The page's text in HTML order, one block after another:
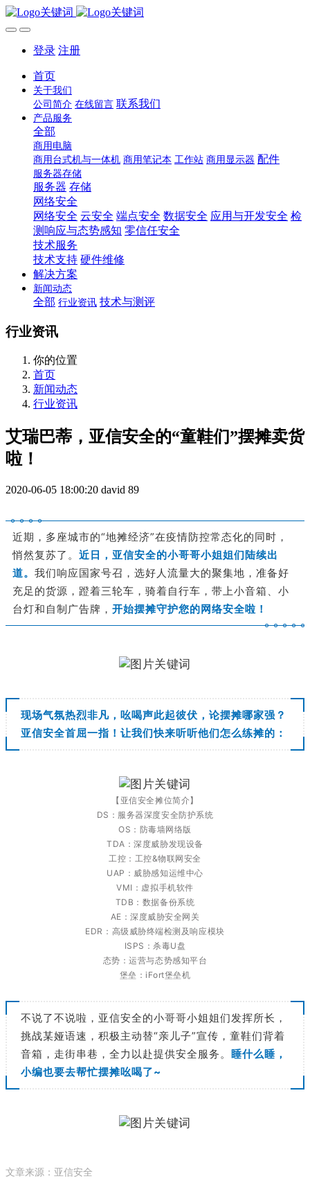
登录 注册
首页
关于我们
公司简介 在线留言 联系我们
产品服务
全部
商用电脑
商用台式机与一体机 商用笔记本 工作站 商用显示器 配件
服务器存储
服务器 存储
网络安全
网络安全 云安全 端点安全 数据安全 应用与开发安全 检
测响应与态势感知 零信任安全
技术服务
技术支持 硬件维修
解决方案
新闻动态
全部 行业资讯 技术与测评
行业资讯
你的位置
首页
新闻动态
行业资讯
艾瑞巴蒂，亚信安全的“童鞋们”摆摊卖货
啦！
2020-06-05 18:00:20 david 89
近期，多座城市的“地摊经济”在疫情防控常态化的同时，
悄然复苏了。 近日，亚信安全的小哥哥小姐姐们陆续出
道。 我们响应国家号召，选好人流量大的聚集地，准备好
充足的货源，蹬着三轮车，骑着自行车，带上小音箱、小
台灯和自制广告牌， 开始摆摊守护您的网络安全啦！
现场气氛热烈非凡，吆喝声此起彼伏，论摆摊哪家强？
亚信安全首屈一指！让我们快来听听他们怎么练摊的：
【亚信安全摊位简介】
DS：服务器深度安全防护系统
OS：防毒墙网络版
TDA：深度威胁发现设备
工控：工控&物联网安全
UAP：威胁感知运维中心
VMI：虚拟手机软件
TDB：数据备份系统
AE：深度威胁安全网关
EDR：高级威胁终端检测及响应模块
ISPS：杀毒U盘
态势：运营与态势感知平台
堡垒：iFort堡垒机
不说了不说啦，亚信安全的小哥哥小姐姐们发挥所长，
挑战某娅语速，积极主动替“亲儿子”宣传，童鞋们背着
音箱，走街串巷，全力以赴提供安全服务。
睡什么睡，
小编也要去帮忙摆摊吆喝了~
文章来源：亚信安全